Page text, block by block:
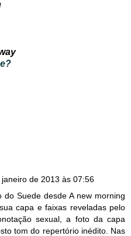
janeiro de 2013 às 07:56
do Suede desde A new morning
capa e faixas reveladas pelo
sexual, a foto da capa
tom do repertório inédito. Nas